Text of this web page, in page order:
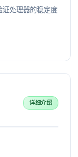
处理器的稳定度
详细介绍